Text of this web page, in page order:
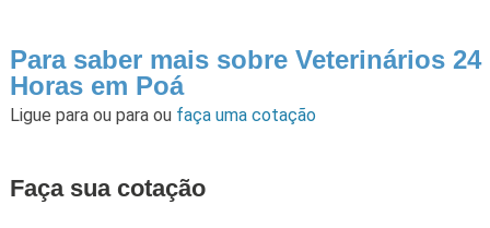
Para saber mais sobre Veterinários 24
Horas em Poá
Ligue para ou para ou faça uma cotação
Faça sua cotação